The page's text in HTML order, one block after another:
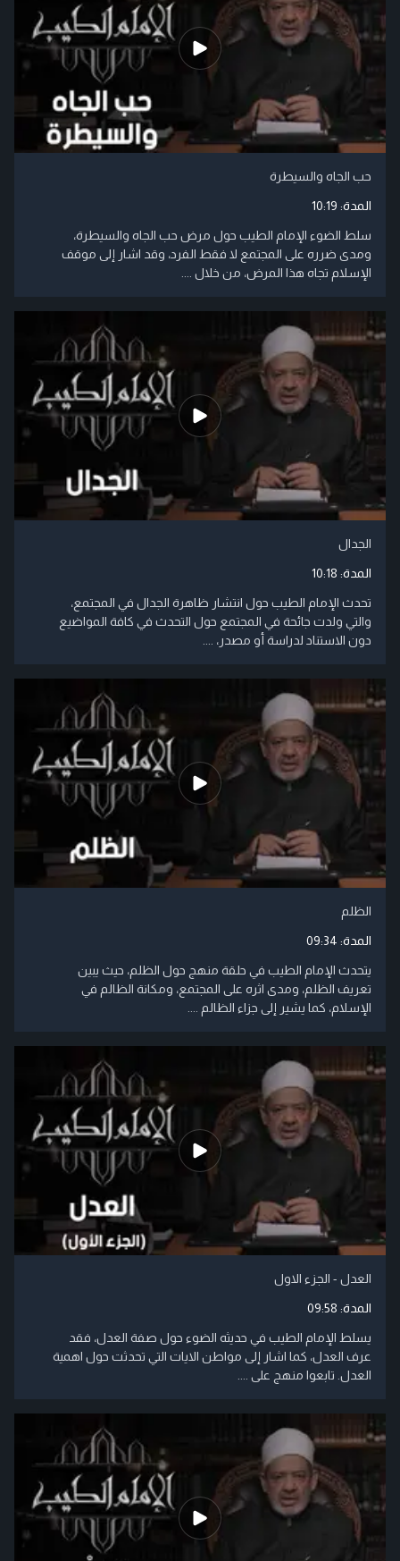
حب الجاه والسيطرة
المدة: 10:19
سلط الضوء الإمام الطيب حول مرض حب الجاه والسيطرة،
ومدى ضرره على المجتمع لا فقط الفرد، وقد اشار إلى موقف
الإسلام تجاه هذا المرض، من خلال ....
الجدال
المدة: 10:18
تحدث الإمام الطيب حول انتشار ظاهرة الجدال في المجتمع،
والتي ولدت جائحة في المجتمع حول التحدث في كافة المواضيع
دون الاستناد لدراسة أو مصدر، ....
الظلم
المدة: 09:34
يتحدث الإمام الطيب في حلقة منهج حول الظلم، حيث يبين
تعريف الظلم، ومدى اثره على المجتمع، ومكانة الظالم في
الإسلام، كما يشير إلى جزاء الظالم ....
العدل - الجزء الاول
المدة: 09:58
يسلط الإمام الطيب في حديثه الضوء حول صفة العدل، فقد
عرف العدل، كما اشار إلى مواطن الايات التي تحدثت حول اهمية
العدل. تابعوا منهج على ....